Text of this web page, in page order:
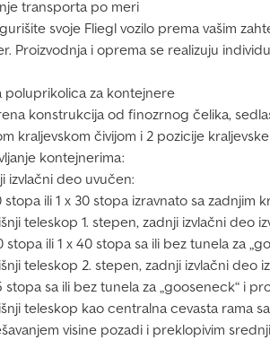
transporta po meri
svoje Fliegl vozilo prema vašim
Proizvodnja i oprema se realizuju
poluprikolica za kontejnere
konstrukcija od finozrnog čelika,
kraljevskom čivijom i 2 pozicije
kontejnerima:
izvlačni deo uvučen:
stopa ili 1 x 30 stopa izravnato sa zadnjim
teleskop 1. stepen, zadnji izvlačni deo
stopa ili 1 x 40 stopa sa ili bez tunela za
teleskop 2. stepen, zadnji izvlačni deo
stopa sa ili bez tunela za „gooseneck“ i
teleskop kao centralna cevasta rama
visine pozadi i preklopivim